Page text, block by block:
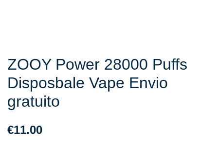
ZOOY Power 28000 Puffs
Disposbale Vape Envio
gratuito
€11.00